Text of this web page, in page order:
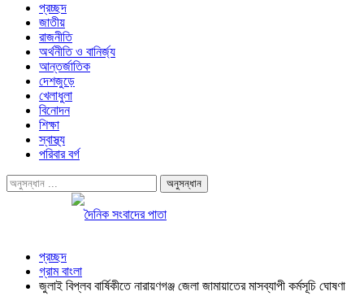
প্রচ্ছদ
জাতীয়
রাজনীতি
অর্থনীতি ও বানির্জ্য
আন্তর্জাতিক
দেশজুড়ে
খেলাধুলা
বিনোদন
শিক্ষা
স্বাস্থ্য
পরিবার বর্গ
প্রচ্ছদ
গ্রাম বাংলা
জুলাই বিপ্লব বার্ষিকীতে নারায়ণগঞ্জ জেলা জামায়াতের মাসব্যাপী কর্মসূচি ঘোষণা